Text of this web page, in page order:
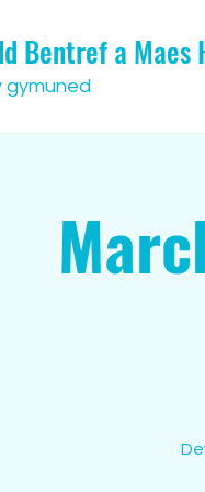
Bentref a
gymuned